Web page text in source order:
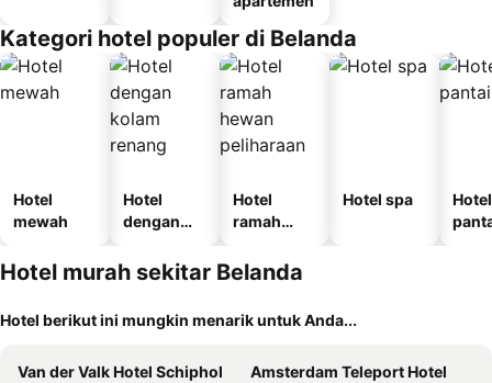
Kategori hotel populer di Belanda
Hotel
mewah
Hotel
dengan
renang
Hotel
ramah
peliharaan
Hotel spa
Hotel
Hotel murah sekitar Belanda
Hotel berikut ini mungkin menarik untuk Anda...
Van der Valk Hotel Schiphol
Amsterdam Teleport Hotel